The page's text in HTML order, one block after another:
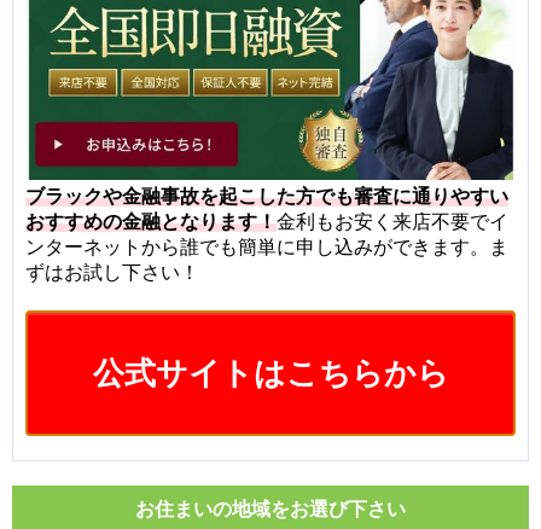
ブラックや金融事故を起こした方でも審査に通りやすい
おすすめの金融となります！金利もお安く来店不要でイ
ンターネットから誰でも簡単に申し込みができます。ま
ずはお試し下さい！
公式サイトはこちらから
お住まいの地域をお選び下さい